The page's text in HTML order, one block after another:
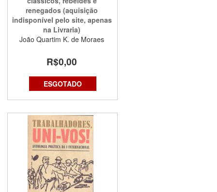
renegados (aquisição
indisponível pelo site, apenas
na Livraria)
João Quartim K. de Moraes
R$0,00
ESGOTADO